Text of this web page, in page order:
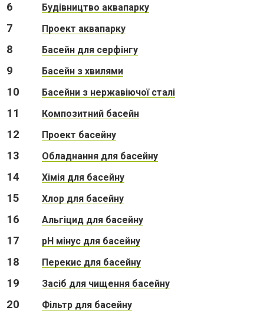
6 Будівництво аквапарку
7 Проект аквапарку
8 Басейн для серфінгу
9 Басейн з хвилями
10 Басейни з нержавіючої сталі
11 Композитний басейн
12 Проект басейну
13 Обладнання для басейну
14 Хімія для басейну
15 Хлор для басейну
16 Альгіцид для басейну
17 pH мінус для басейну
18 Перекис для басейну
19 Засіб для чищення басейну
20 Фільтр для басейну